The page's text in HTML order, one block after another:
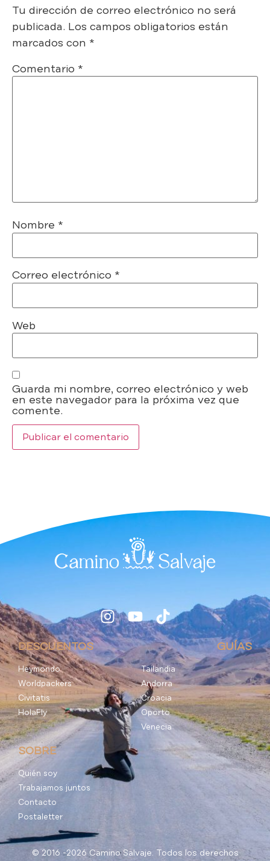
Tu dirección de correo electrónico no será
publicada. Los campos obligatorios están
marcados con *
Comentario *
Nombre *
Correo electrónico *
Web
Guarda mi nombre, correo electrónico y web
en este navegador para la próxima vez que
comente.
DESCUENTOS
Heymondo
Worldpackers
Civitatis
HolaFly
GUÍAS
Tailandia
Andorra
Croacia
Oporto
Venecia
SOBRE
Quién soy
Trabajamos juntos
Contacto
Postaletter
© 2016 -2026 Camino Salvaje. Todos los derechos